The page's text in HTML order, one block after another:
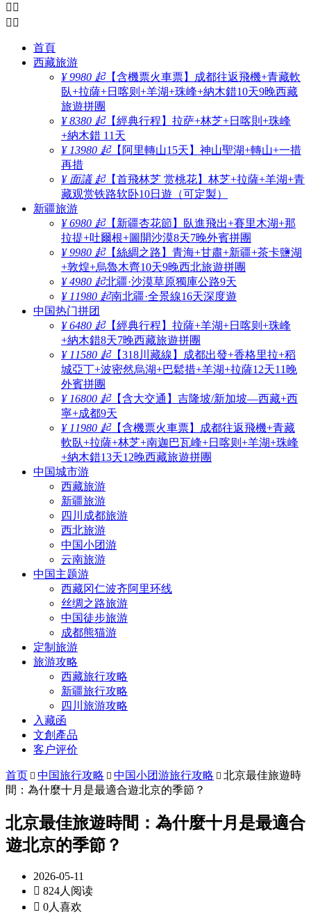
 
 
首頁
西藏旅游
¥ 9980 起【含機票火車票】成都往返飛機+青藏軟
臥+拉薩+日喀则+羊湖+珠峰+納木錯10天9晚西藏
旅遊拼團
¥ 8380 起【經典行程】拉萨+林芝+日喀則+珠峰
+納木錯 11天
¥ 13980 起【阿里轉山15天】神山聖湖+轉山+一措
再措
¥ 面議 起【首飛林芝 赏桃花】林芝+拉薩+羊湖+青
藏观赏铁路软卧10日遊（可定製）
新疆旅游
¥ 6980 起【新疆杏花節】臥進飛出+賽里木湖+那
拉提+吐爾根+圖開沙漠8天7晚外賓拼團
¥ 9980 起【絲綢之路】青海+甘肅+新疆+茶卡鹽湖
+敦煌+烏魯木齊10天9晚西北旅遊拼團
¥ 4980 起北疆·沙漠草原獨庫公路9天
¥ 11980 起南北疆·全景線16天深度遊
中国热门拼团
¥ 6480 起【經典行程】拉薩+羊湖+日喀则+珠峰
+納木錯8天7晚西藏旅遊拼團
¥ 11580 起【318川藏線】成都出發+香格里拉+稻
城亞丁+波密然烏湖+巴鬆措+羊湖+拉薩12天11晚
外賓拼團
¥ 16800 起【含大交通】吉隆坡/新加坡—西藏+西
寧+成都9天
¥ 11980 起【含機票火車票】成都往返飛機+青藏
軟臥+拉薩+林芝+南迦巴瓦峰+日喀则+羊湖+珠峰
+納木錯13天12晚西藏旅遊拼團
中国城市游
西藏旅游
新疆旅游
四川成都旅游
西北旅游
中国小团游
云南旅游
中国主题游
西藏冈仁波齐阿里环线
丝绸之路旅游
中国徒步旅游
成都熊猫游
定制旅游
旅游攻略
西藏旅行攻略
新疆旅行攻略
四川旅游攻略
入藏函
文創產品
客户评价
首页  中国旅行攻略  中国小团游旅行攻略  北京最佳旅遊時
間：為什麼十月是最適合遊北京的季節？
北京最佳旅遊時間：為什麼十月是最適合
遊北京的季節？
2026-05-11
 824人阅读
 0人喜欢